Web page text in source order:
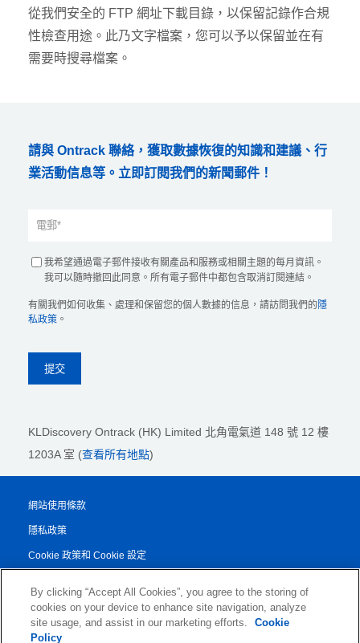
從我們安全的 FTP 網址下載目錄，以保留記錄作合規
性檢查用途。此乃文字檔案，您可以予以保留並在有
需要時搜尋檔案。
請與 Ontrack 聯絡，獲取數據恢復的知識和建議、行
業活動信息等。立即訂閱我們的新聞郵件！
我希望通過電子郵件接收有關產品和服務或相關主題的每月資訊。
我可以隨時撤回此同意。所有電子郵件中都包含取消訂閱連結。
有關我們如何收集、處理和保留您的個人數據的信息，請訪問我們的 隱
私政策 。
KLDiscovery Ontrack (HK) Limited 北角電氣道 148 號 12 樓
1203A 室 (查看所有地點)
網站使用條款
隱私政策
Cookie 政策和 Cookie 設定
透明度報告
服務條款和條件
By clicking “Accept All Cookies”, you agree to the storing of
cookies on your device to enhance site navigation, analyze
site usage, and assist in our marketing efforts.
Cookie
Policy